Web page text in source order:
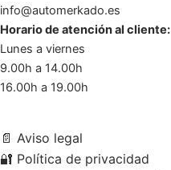
info@automerkado.es
Horario de atención al cliente:
Lunes a viernes
9.00h a 14.00h
16.00h a 19.00h
📄 Aviso legal
🔐 Política de privacidad